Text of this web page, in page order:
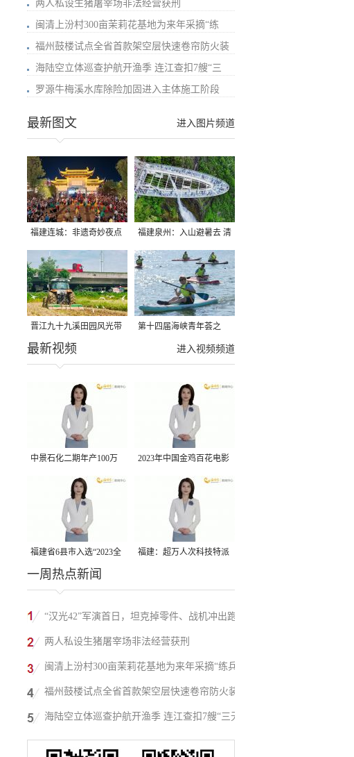
两人私设生猪屠宰场非法经营获刑
闽清上汾村300亩茉莉花基地为来年采摘“练
福州鼓楼试点全省首款架空层快速卷帘防火装
海陆空立体巡查护航开渔季 连江查扣7艘“三
罗源牛梅溪水库除险加固进入主体施工阶段
进入图片频道
最新图文
福建连城：非遗奇妙夜点
亮夏夜
福建泉州：入山避暑去 清
凉好惬意
晋江九十九溪田园风光带
千亩早稻迎来成熟收割季
第十四届海峡青年荟之
2026榕台青年大学生水上
进入视频频道
最新视频
中景石化二期年产100万
吨丙烷脱氢项目建成中交
2023年中国金鸡百花电影
节有福电影巡展31日启动
福建省6县市入选“2023全
国县域发展潜力百强县”
福建：超万人次科技特派
一周热点新闻
“汉光42”军演首日，坦克掉零件、战机冲出跑
道、赖清德逃跑……螺丝都拧不紧，台军能打
两人私设生猪屠宰场非法经营获刑
闽清上汾村300亩茉莉花基地为来年采摘“练兵”
福州鼓楼试点全省首款架空层快速卷帘防火装
置
海陆空立体巡查护航开渔季 连江查扣7艘“三无”
船舶